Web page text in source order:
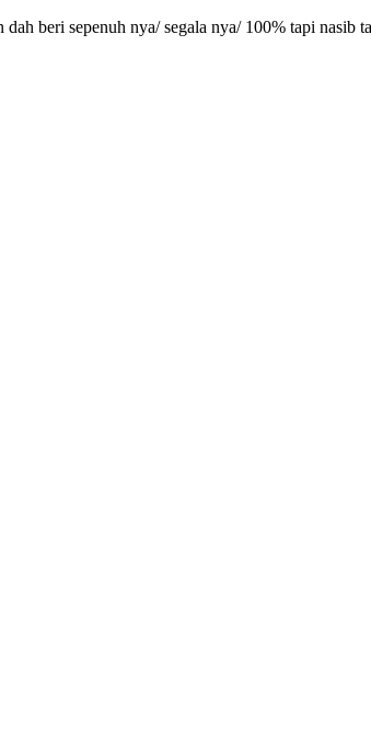
beri sepenuh nya/ segala nya/ 100% tapi nasib